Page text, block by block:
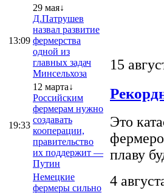
13:09
29 мая↓
Д.Патрушев
назвал развитие
фермерства
одной из
главных задач
Минсельхоза
19:33
12 марта↓
Российским
фермерам нужно
создавать
кооперации,
правительство
их поддержит —
Путин
Немецкие
фермеры сильно
15
Это
плаву
4